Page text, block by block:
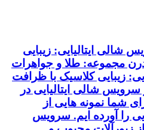
شالی ایتالیایی: زیبایی
مجموعه: طلا و جواهرات
زیبایی کلاسیک با ظرافت
شالی ایتالیایی در
شما نمونه هایی از
را آورده ایم. سرویس